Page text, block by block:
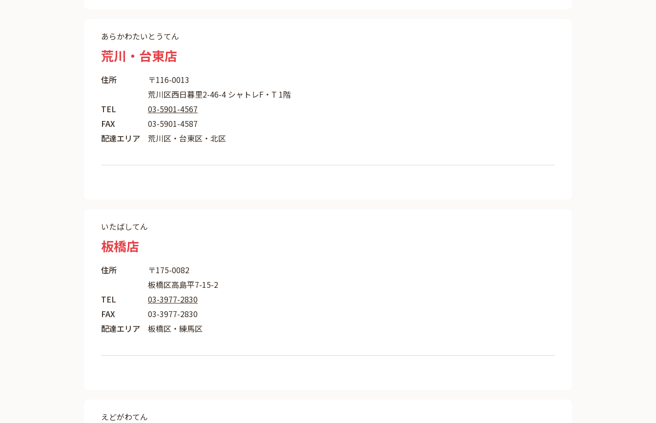
あらかわたいとうてん
荒川・台東店
住所
〒116-0013
荒川区西日暮里2-46-4 シャトレF・T 1階
TEL
03-5901-4567
FAX
03-5901-4587
配達エリア
荒川区・台東区・北区
いたばしてん
板橋店
住所
〒175-0082
板橋区高島平7-15-2
TEL
03-3977-2830
FAX
03-3977-2830
配達エリア
板橋区・練馬区
えどがわてん